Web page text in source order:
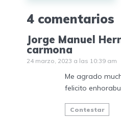
4 comentarios
Jorge Manuel
carmona
24 marzo, 2023 a las 10:39 am
Me agrado
felicito
Contestar